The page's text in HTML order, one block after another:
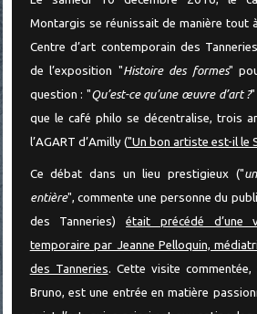
Montargis se réunissait de manière tout
Centre d’art contemporain des
de l’exposition "Histoire des formes"
question : "Qu’est-ce qu’une œuvre d’art ?"
que le café philo se décentralise, trois
l’AGART d’Amilly ("Un bon artiste est-il le
Ce débat dans un lieu prestigieux ("
entière", commente une personne du
des Tanneries)était précédé d’une
temporaire par Jeanne Pelloquin,
des Tanneries. Cette visite
Bruno, est une entrée en matière